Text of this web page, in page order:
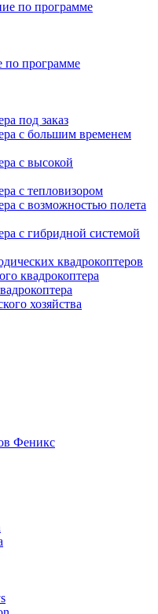
по программе
под заказ
с большим временем
с высокой
с тепловизором
с возможностью полета
с гибридной системой
квадрокоптеров
квадрокоптера
хозяйства
Феникс